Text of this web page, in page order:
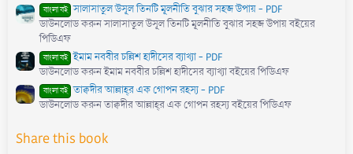
বাংলা বই সালাসাতুল উসূল তিনটি মূলনীতি বুঝার সহজ উপায় - PDF
ডাউনলোড করুন সালাসাতুল উসূল তিনটি মূলনীতি বুঝার সহজ উপায় বইয়ের
পিডিএফ
বাংলা বই ইমাম নববীর চল্লিশ হাদীসের ব্যাখ্যা - PDF
ডাউনলোড করুন ইমাম নববীর চল্লিশ হাদীসের ব্যাখ্যা বইয়ের পিডিএফ
বাংলা বই তাক্বদীর আল্লাহ্‌র এক গোপন রহস্য - PDF
ডাউনলোড করুন তাক্বদীর আল্লাহ্‌র এক গোপন রহস্য বইয়ের পিডিএফ
Share this book